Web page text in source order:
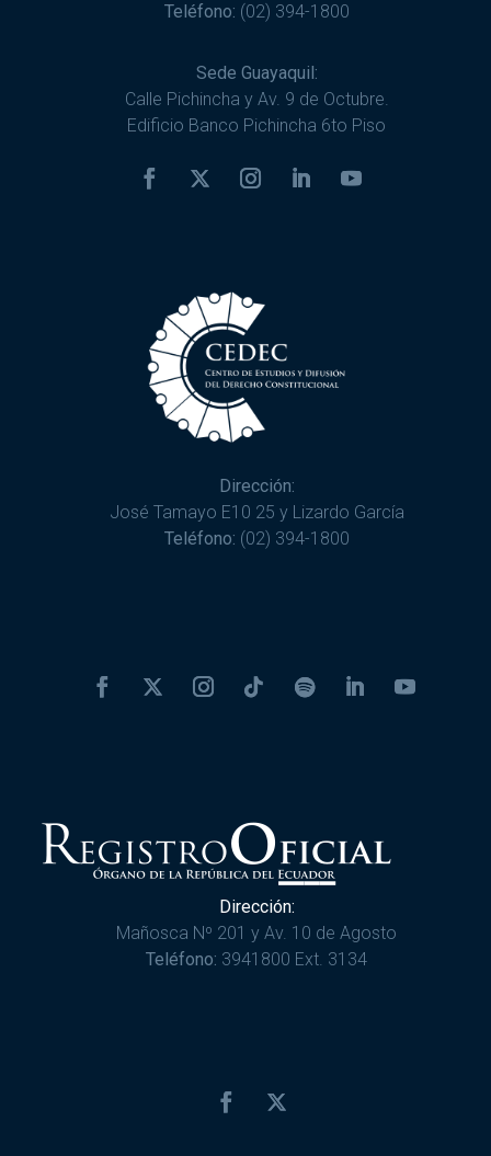
Teléfono: (02) 394-1800
Sede Guayaquil:
Calle Pichincha y Av. 9 de Octubre.
Edificio Banco Pichincha 6to Piso
Dirección:
José Tamayo E10 25 y Lizardo García
Teléfono: (02) 394-1800
Dirección:
Mañosca Nº 201 y Av. 10 de Agosto
Teléfono: 3941800 Ext. 3134